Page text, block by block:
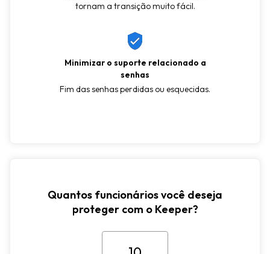
tornam a transição muito fácil.
Minimizar o suporte relacionado a
senhas
Fim das senhas perdidas ou esquecidas.
Quantos funcionários você deseja
proteger com o Keeper?